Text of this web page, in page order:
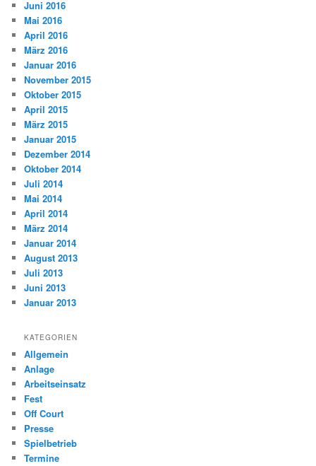
Juni 2016
Mai 2016
April 2016
März 2016
Januar 2016
November 2015
Oktober 2015
April 2015
März 2015
Januar 2015
Dezember 2014
Oktober 2014
Juli 2014
Mai 2014
April 2014
März 2014
Januar 2014
August 2013
Juli 2013
Juni 2013
Januar 2013
KATEGORIEN
Allgemein
Anlage
Arbeitseinsatz
Fest
Off Court
Presse
Spielbetrieb
Termine